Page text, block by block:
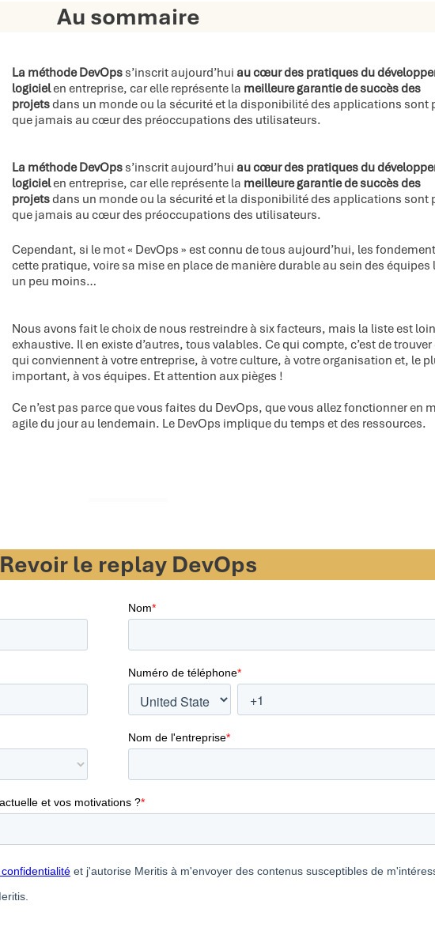
Au sommaire
La méthode DevOps s’inscrit aujourd’huiau cœur des pratiques du
logicielen entreprise, car elle représente la meilleure garantie de succès des
projetsdans un monde ou la sécurité et la disponibilité des applications sont
que jamais au cœur des préoccupations des utilisateurs.
La méthode DevOps s’inscrit aujourd’huiau cœur des pratiques du
logicielen entreprise, car elle représente la meilleure garantie de succès des
projetsdans un monde ou la sécurité et la disponibilité des applications sont
que jamais au cœur des préoccupations des utilisateurs.
Cependant, si le mot « DevOps » est connu de tous aujourd’hui, les
cette pratique, voire sa mise en place de manière durable au sein des équipes
un peu moins…
Nous avons fait le choix de nous restreindre à six facteurs, mais la liste est loin
exhaustive. Il en existe d’autres, tous valables. Ce qui compte, c’est de trouver
qui conviennent à votre entreprise, à votre culture, à votre organisation et, le
important, à vos équipes. Et attention aux pièges !
Ce n’est pas parce que vous faites du DevOps, que vous allez fonctionner en
agile du jour au lendemain. Le DevOps implique du temps et des ressources.
Revoir le replay DevOps